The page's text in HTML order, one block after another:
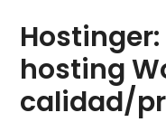
hosting
calidad/